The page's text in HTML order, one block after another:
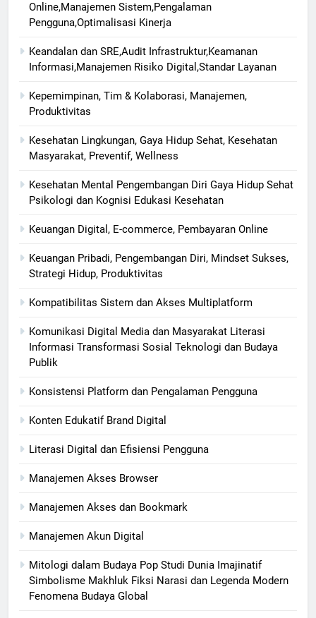
Online,Manajemen Sistem,Pengalaman
Pengguna,Optimalisasi Kinerja
Keandalan dan SRE,Audit Infrastruktur,Keamanan
Informasi,Manajemen Risiko Digital,Standar Layanan
Kepemimpinan, Tim & Kolaborasi, Manajemen,
Produktivitas
Kesehatan Lingkungan, Gaya Hidup Sehat, Kesehatan
Masyarakat, Preventif, Wellness
Kesehatan Mental Pengembangan Diri Gaya Hidup Sehat
Psikologi dan Kognisi Edukasi Kesehatan
Keuangan Digital, E-commerce, Pembayaran Online
Keuangan Pribadi, Pengembangan Diri, Mindset Sukses,
Strategi Hidup, Produktivitas
Kompatibilitas Sistem dan Akses Multiplatform
Komunikasi Digital Media dan Masyarakat Literasi
Informasi Transformasi Sosial Teknologi dan Budaya
Publik
Konsistensi Platform dan Pengalaman Pengguna
Konten Edukatif Brand Digital
Literasi Digital dan Efisiensi Pengguna
Manajemen Akses Browser
Manajemen Akses dan Bookmark
Manajemen Akun Digital
Mitologi dalam Budaya Pop Studi Dunia Imajinatif
Simbolisme Makhluk Fiksi Narasi dan Legenda Modern
Fenomena Budaya Global